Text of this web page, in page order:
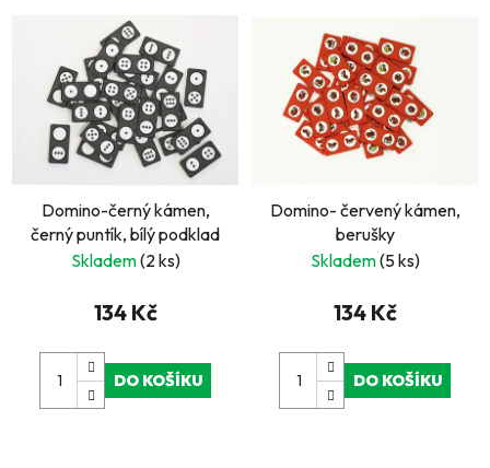
Domino-černý kámen,
černý puntík, bílý podklad
Skladem(2 ks)
134 Kč
DO KOŠÍKU
Domino- červený kámen,
berušky
Skladem(5 ks)
134 Kč
DO KOŠÍKU